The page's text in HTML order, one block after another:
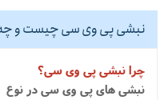
نبشی پی وی سی چیست و چه
چرا نبشی پی وی سی؟
نبشی های پی وی سی در نوع